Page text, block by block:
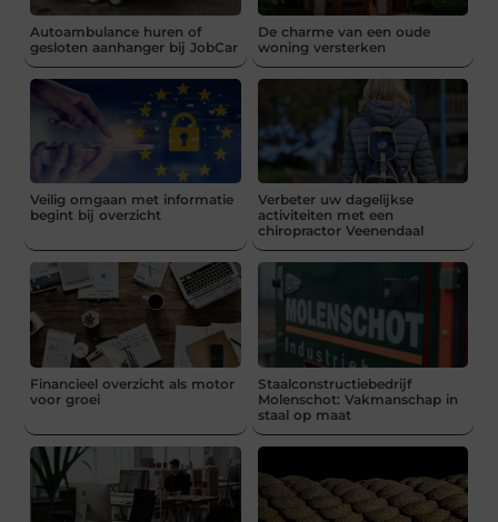
Autoambulance huren of
gesloten aanhanger bij JobCar
De charme van een oude
woning versterken
Veilig omgaan met informatie
begint bij overzicht
Verbeter uw dagelijkse
activiteiten met een
chiropractor Veenendaal
Financieel overzicht als motor
voor groei
Staalconstructiebedrijf
Molenschot: Vakmanschap in
staal op maat